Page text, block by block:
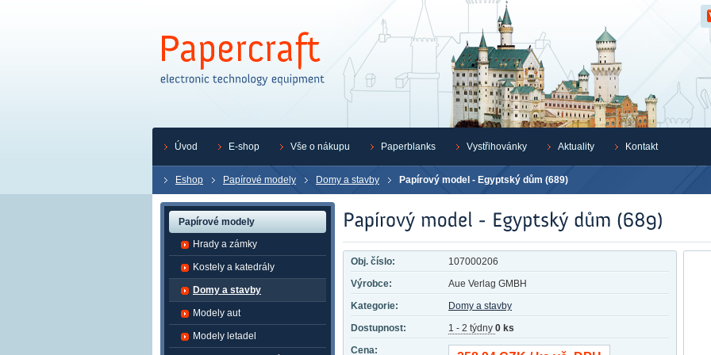
Eshop Papírové modely Domy a stavby Papírový model - Egyptský dům (689)
Obj. číslo:
107000206
Výrobce:
Aue Verlag GMBH
Kategorie:
Domy a stavby
Dostupnost:
1 - 2 týdny 0 ks
Cena:
Papírové modely
Hrady a zámky
Kostely a katedrály
Domy a stavby
Modely aut
Modely letadel
Úvod E-shop Vše o nákupu Paperblanks Vystřihovánky Aktuality Kontakt